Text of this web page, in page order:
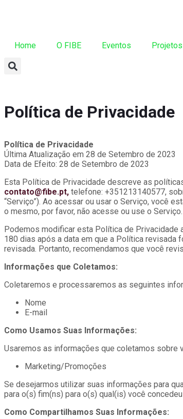
Home O FIBE Eventos Projetos
Política de Privacidade
Política de Privacidade
Última Atualização em 28 de Setembro de 2023
Data de Efeito: 28 de Setembro de 2023
Esta Política de Privacidade descreve as
contato@fibe.pt, telefone: +351213140577,
“Serviço”). Ao acessar ou usar o Serviço, você
o mesmo, por favor, não acesse ou use o Serviço.
Podemos modificar esta Política de Privacidade
180 dias após a data em que a Política revisada
revisada. Portanto, recomendamos que você
Informações que Coletamos:
Coletaremos e processaremos as seguintes
Nome
E-mail
Como Usamos Suas Informações:
Usaremos as informações que coletamos sobre
Marketing/Promoções
Se desejarmos utilizar suas informações para
para o(s) fim(ns) para o(s) qual(is) você
Como Compartilhamos Suas Informações: